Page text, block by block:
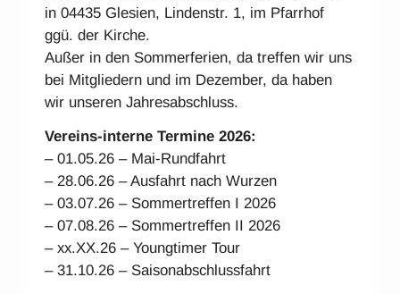
in 04435 Glesien, Lindenstr. 1, im Pfarrhof
ggü. der Kirche.
Außer in den Sommerferien, da treffen wir uns
bei Mitgliedern und im Dezember, da haben
wir unseren Jahresabschluss.
Vereins-interne Termine 2026:
– 01.05.26 – Mai-Rundfahrt
– 28.06.26 – Ausfahrt nach Wurzen
– 03.07.26 – Sommertreffen I 2026
– 07.08.26 – Sommertreffen II 2026
– xx.XX.26 – Youngtimer Tour
– 31.10.26 – Saisonabschlussfahrt